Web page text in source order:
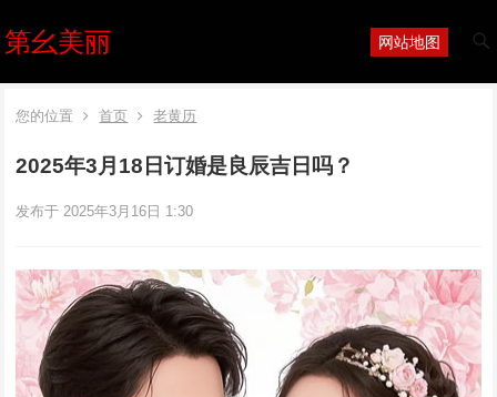
第幺美丽 网站地图
您的位置 首页 老黄历
2025年3月18日订婚是良辰吉日吗？
发布于 2025年3月16日 1:30